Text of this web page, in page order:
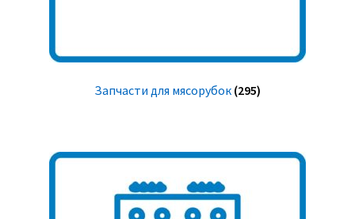
Запчасти для мясорубок (295)